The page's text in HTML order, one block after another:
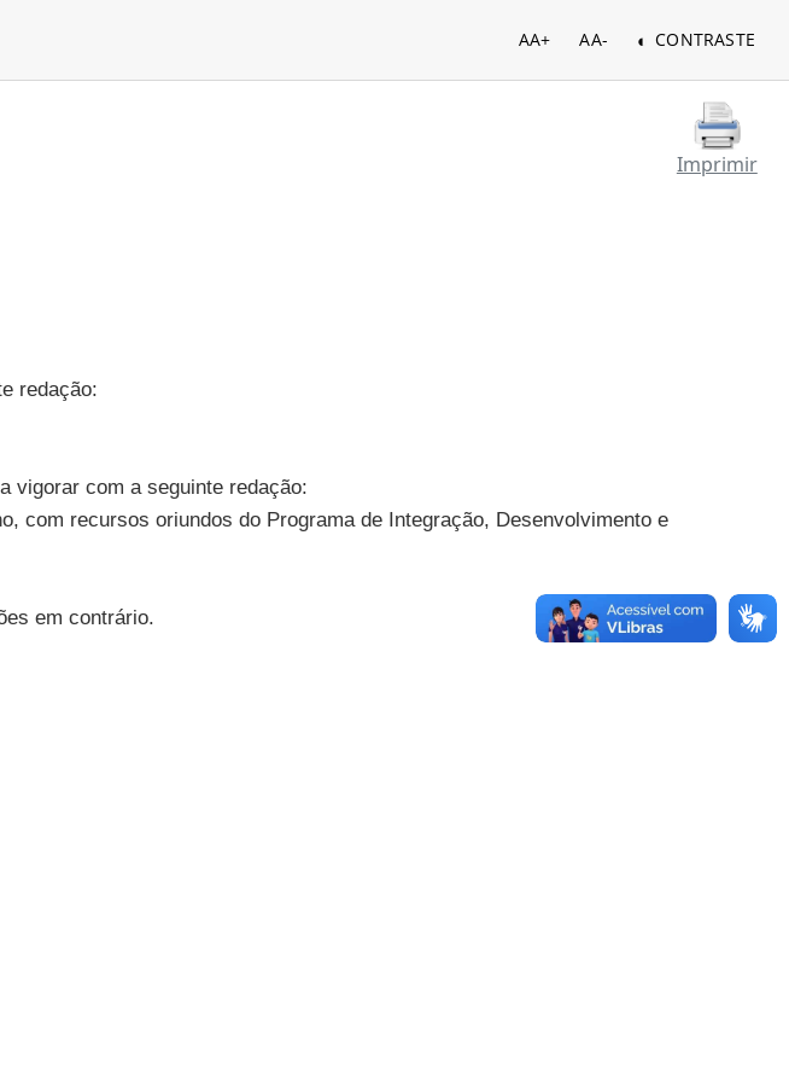
AA+ AA- CONTRASTE
Imprimir
redação:
vigorar com a seguinte redação:
com recursos oriundos do Programa de Integração, Desenvolvimento e
em contrário.